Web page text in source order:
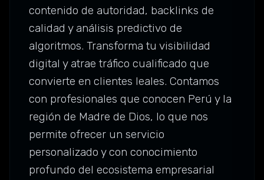
contenido de autoridad, backlinks de
calidad y análisis predictivo de
algoritmos. Transforma tu visibilidad
digital y atrae tráfico cualificado que
convierte en clientes leales. Contamos
con profesionales que conocen Perú y la
región de Madre de Dios, lo que nos
permite ofrecer un servicio
personalizado y con conocimiento
profundo del ecosistema empresarial